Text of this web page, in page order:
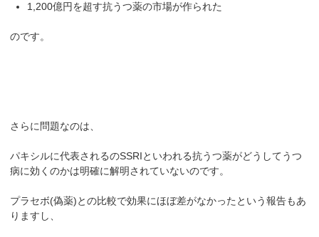
1,200億円を超す抗うつ薬の市場が作られた
のです。
さらに問題なのは、
パキシルに代表されるのSSRIといわれる抗うつ薬がどうしてうつ
病に効くのかは明確に解明されていないのです。
プラセボ(偽薬)との比較で効果にほぼ差がなかったという報告もあ
りますし、